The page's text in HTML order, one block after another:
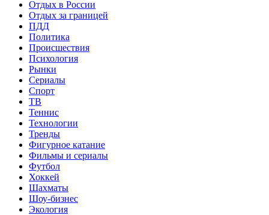
Отдых в России
Отдых за границей
ПДД
Политика
Происшествия
Психология
Рынки
Сериалы
Спорт
ТВ
Теннис
Технологии
Тренды
Фигурное катание
Фильмы и сериалы
Футбол
Хоккей
Шахматы
Шоу-бизнес
Экология